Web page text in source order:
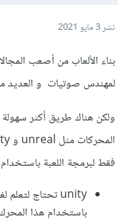
نشر3 مايو 2021
بناء الألعاب من أصعب
لمهندس صوتيات و العديد
ولكن هناك طريق أكثر
فقط لبرمجة اللعبة
باستخدام هذا المحرك